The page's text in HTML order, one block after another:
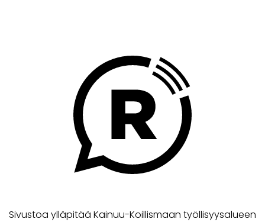
Sivustoa ylläpitää Kainuu-Koillismaan työllisyysalueen